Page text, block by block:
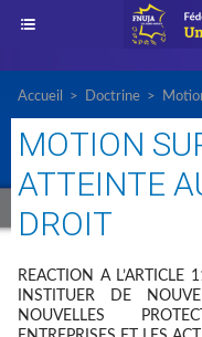
Accueil > Doctrine >
MOTION
ATTEINTE
DROIT
REACTION A
INSTITUER DE
NOUVELLES